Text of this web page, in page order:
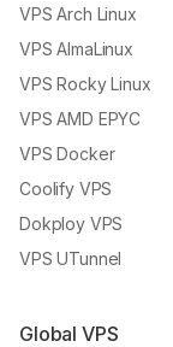
VPS Arch Linux
VPS AlmaLinux
VPS Rocky Linux
VPS AMD EPYC
VPS Docker
Coolify VPS
Dokploy VPS
VPS UTunnel
Global VPS